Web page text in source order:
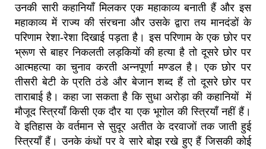
उनकी सारी कहानियाँ मिलकर एक महाकाव्य बनाती हैं और इस
महाकाव्य में राज्य की संरचना और उसके द्वारा तय मानदंडों के
परिणाम रेशा-रेशा दिखाई पड़ता है। इस परिणाम के एक छोर पर
भ्रूण से बाहर निकलती लड़कियों की हत्या है तो दूसरे छोर पर
आत्महत्या का चुनाव करती अन्नपूर्णा मण्डल है। एक छोर पर
तीसरी बेटी के प्रति ठंडे और बेजान शब्द हैं तो दूसरे छोर पर
ताराबाई है। कहा जा सकता है कि सुधा अरोड़ा की कहानियों में
मौजूद स्त्रियाँ किसी एक दौर या एक भूगोल की स्त्रियाँ नहीं हैं।
वे इतिहास के वर्तमान से सुदूर अतीत के दरवाजों तक जाती हुई
स्त्रियाँ हैं। उनके कंधों पर वे सारे बोझ रखे हुए हैं जिसकी कोई